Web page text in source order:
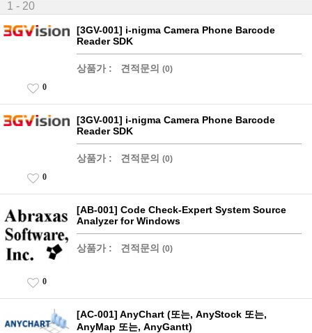
1 - 20
[3GV-001] i-nigma Camera Phone Barcode
Reader SDK
상품가 : 견적문의 (0)
0
[3GV-001] i-nigma Camera Phone Barcode
Reader SDK
상품가 : 견적문의 (0)
0
[AB-001] Code Check-Expert System Source
Analyzer for Windows
상품가 : 견적문의 (0)
0
[AC-001] AnyChart (또는, AnyStock 또는,
AnyMap 또는, AnyGantt)